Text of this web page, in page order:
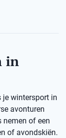
in
je wintersport in
avonturen
nemen of een
of avondskiën.